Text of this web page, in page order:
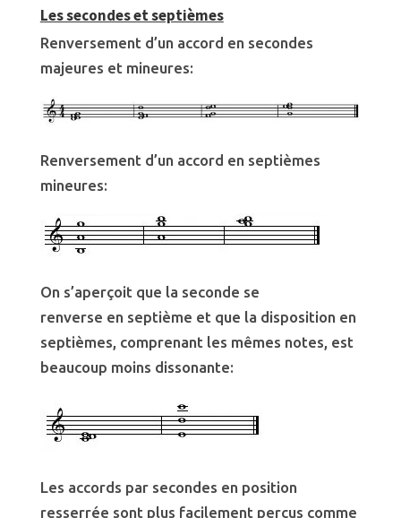
Les secondes et septièmes
Renversement d’un accord en secondes
majeures et mineures:
Renversement d’un accord en septièmes
mineures:
On s’aperçoit que la seconde se
renverse en septième et que la disposition en
septièmes, comprenant les mêmes notes, est
beaucoup moins dissonante:
Les accords par secondes en position
resserrée sont plus facilement perçus comme